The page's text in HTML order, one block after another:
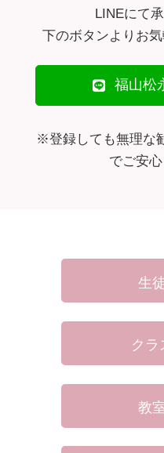
LINEにて
下のボタンよりお
福山松
※登録しても無理な
でご安
生
クラ
教